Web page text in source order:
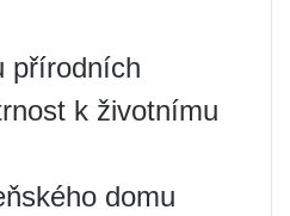
přírodních
k životnímu
domu